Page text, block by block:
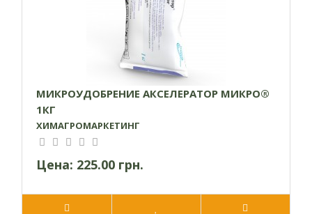
МИКРОУДОБРЕНИЕ АКСЕЛЕРАТОР МИКРО®
1КГ
ХИМАГРОМАРКЕТИНГ
Цена: 225.00 грн.